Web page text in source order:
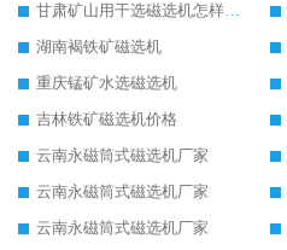
甘肃矿山用干选磁选机怎样调磁
湖南褐铁矿磁选机
重庆锰矿水选磁选机
吉林铁矿磁选机价格
云南永磁筒式磁选机厂家
云南永磁筒式磁选机厂家
云南永磁筒式磁选机厂家